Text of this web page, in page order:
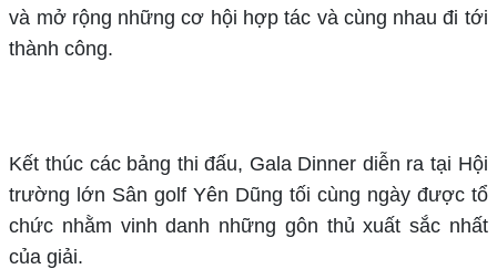
và mở rộng những cơ hội hợp tác và cùng nhau đi tới
thành công.
Kết thúc các bảng thi đấu, Gala Dinner diễn ra tại Hội
trường lớn Sân golf Yên Dũng tối cùng ngày được tổ
chức nhằm vinh danh những gôn thủ xuất sắc nhất
của giải.